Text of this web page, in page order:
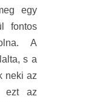
egy
fontos
A
s a
neki az
ezt az